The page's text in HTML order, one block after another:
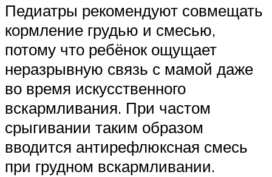
Педиатры рекомендуют совмещать
кормление грудью и смесью,
потому что ребёнок ощущает
неразрывную связь с мамой даже
во время искусственного
вскармливания. При частом
срыгивании таким образом
вводится антирефлюксная смесь
при грудном вскармливании.